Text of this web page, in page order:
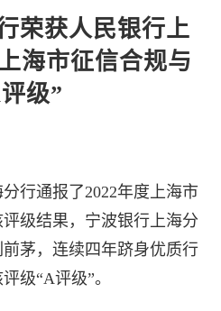
荣获人民银行上
海市征信合规与
级”
行通报了2022年度上海市
级结果，宁波银行上海分
茅，连续四年跻身优质行
级“A评级”。